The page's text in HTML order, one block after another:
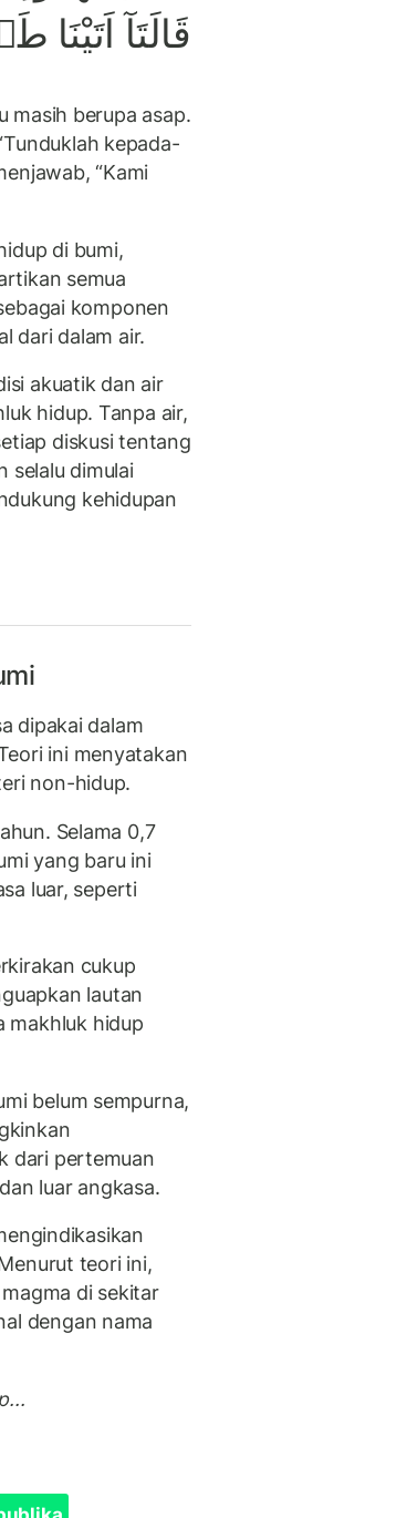
قَالَتَآ اَتَيْنَا
masih berupa asap.
kepada-
“Kami
di bumi,
semua
komponen
dari dalam air.
akuatik dan air
hidup. Tanpa air,
diskusi tentang
selalu dimulai
kehidupan
dipakai dalam
ini menyatakan
non-hidup.
Selama 0,7
yang baru ini
luar, seperti
cukup
lautan
makhluk hidup
belum sempurna,
dari pertemuan
luar angkasa.
teori ini,
di sekitar
dengan nama